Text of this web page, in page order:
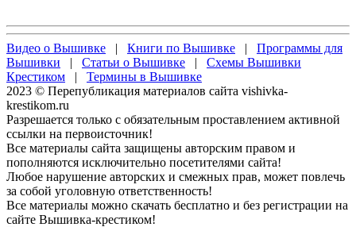
Видео о Вышивке | Книги по Вышивке | Программы для
Вышивки | Статьи о Вышивке | Схемы Вышивки
Крестиком | Термины в Вышивке
2023 © Перепубликация материалов сайта vishivka-
krestikom.ru
Разрешается только с обязательным проставлением активной
ссылки на первоисточник!
Все материалы сайта защищены авторским правом и
пополняются исключительно посетителями сайта!
Любое нарушение авторских и смежных прав, может повлечь
за собой уголовную ответственность!
Все материалы можно скачать бесплатно и без регистрации на
сайте Вышивка-крестиком!